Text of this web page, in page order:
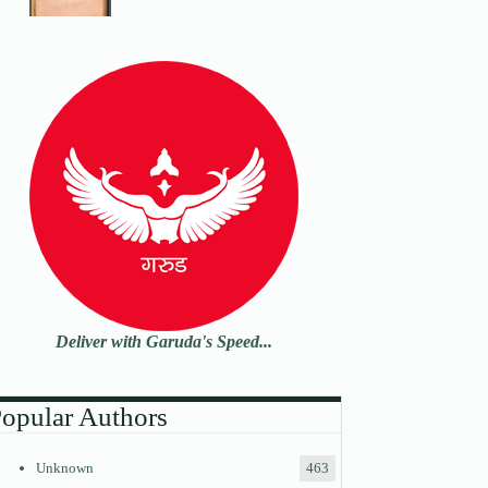
Deliver with Garuda's Speed...
Authors
Unknown 463